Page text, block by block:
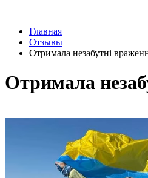
Главная
Отзывы
Отримала незабутні
Отримала